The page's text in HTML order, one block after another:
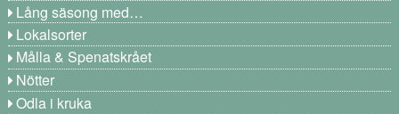
Lång säsong med…
Lokalsorter
Målla & Spenatskrået
Nötter
Odla i kruka